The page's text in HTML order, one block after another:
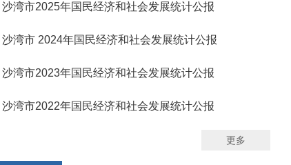
沙湾市2025年国民经济和社会发展统计公报
沙湾市 2024年国民经济和社会发展统计公报
沙湾市2023年国民经济和社会发展统计公报
沙湾市2022年国民经济和社会发展统计公报
更多